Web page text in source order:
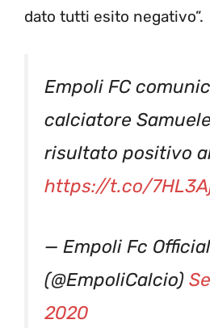
dato tutti esito negativo”.
Empoli FC
calciatore
risultato positivo
https://t.co/
— Empoli Fc Official
(@EmpoliCalcio)
2020